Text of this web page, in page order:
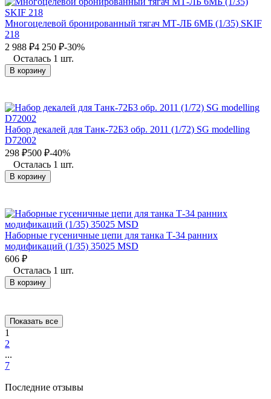
Многоцелевой бронированный тягач МТ-ЛБ 6МБ (1/35) SKIF
218
2 988 ₽4 250 ₽-30%
Осталась 1 шт.
В корзину
Набор декалей для Танк-72Б3 обр. 2011 (1/72) SG modelling
D72002
298 ₽500 ₽-40%
Осталась 1 шт.
В корзину
Наборные гусеничные цепи для танка Т-34 ранних
модификаций (1/35) 35025 MSD
606 ₽
Осталась 1 шт.
В корзину
Показать все
1
2
...
7
Последние отзывы